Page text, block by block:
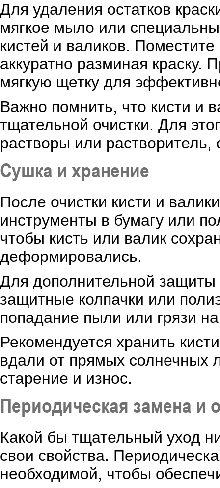
Для удаления остатков
мягкое мыло или
кистей и валиков.
аккуратно разминая краску.
мягкую щетку для
Важно помнить, что кисти и
тщательной очистки. Для
растворы или растворитель,
Сушка и хранение
После очистки кисти и
инструменты в бумагу или
чтобы кисть или валик
деформировались.
Для дополнительной
защитные колпачки или
попадание пыли или грязи
Рекомендуется хранить
вдали от прямых солнечных
старение и износ.
Периодическая замена и
Какой бы тщательный уход
свои свойства.
необходимой, чтобы